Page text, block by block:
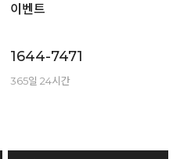
이벤트
1644-7471
365일 24시간